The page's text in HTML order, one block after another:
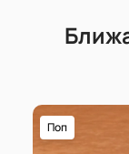
Поп